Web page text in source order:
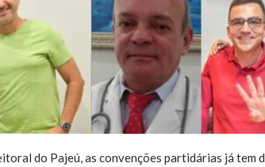
do Pajeú, as convenções partidárias já tem